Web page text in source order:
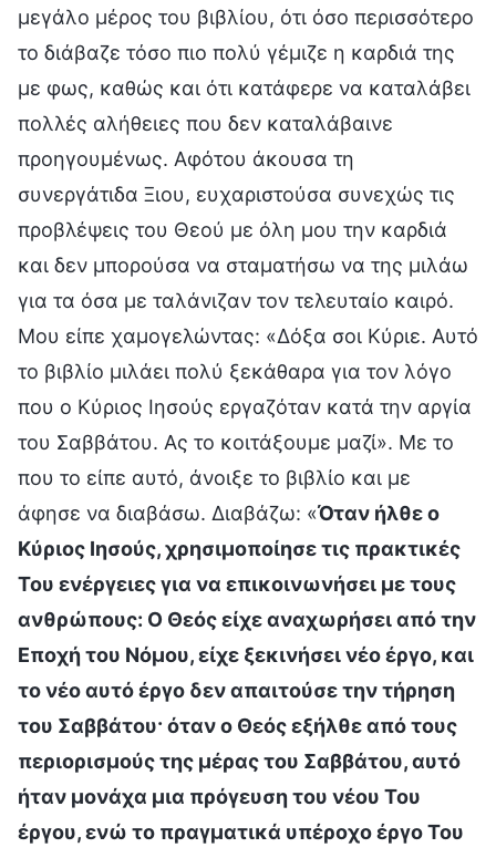
μεγάλο μέρος του βιβλίου, ότι όσο περισσότερο
το διάβαζε τόσο πιο πολύ γέμιζε η καρδιά της
με φως, καθώς και ότι κατάφερε να καταλάβει
πολλές αλήθειες που δεν καταλάβαινε
προηγουμένως. Αφότου άκουσα τη
συνεργάτιδα Ξιου, ευχαριστούσα συνεχώς τις
προβλέψεις του Θεού με όλη μου την καρδιά
και δεν μπορούσα να σταματήσω να της μιλάω
για τα όσα με ταλάνιζαν τον τελευταίο καιρό.
Μου είπε χαμογελώντας: «Δόξα σοι Κύριε. Αυτό
το βιβλίο μιλάει πολύ ξεκάθαρα για τον λόγο
που ο Κύριος Ιησούς εργαζόταν κατά την αργία
του Σαββάτου. Ας το κοιτάξουμε μαζί». Με το
που το είπε αυτό, άνοιξε το βιβλίο και με
άφησε να διαβάσω. Διαβάζω: «Όταν ήλθε ο
Κύριος Ιησούς, χρησιμοποίησε τις πρακτικές
Του ενέργειες για να επικοινωνήσει με τους
ανθρώπους: Ο Θεός είχε αναχωρήσει από την
Εποχή του Νόμου, είχε ξεκινήσει νέο έργο, και
το νέο αυτό έργο δεν απαιτούσε την τήρηση
του Σαββάτου· όταν ο Θεός εξήλθε από τους
περιορισμούς της μέρας του Σαββάτου, αυτό
ήταν μονάχα μια πρόγευση του νέου Του
έργου, ενώ το πραγματικά υπέροχο έργο Του